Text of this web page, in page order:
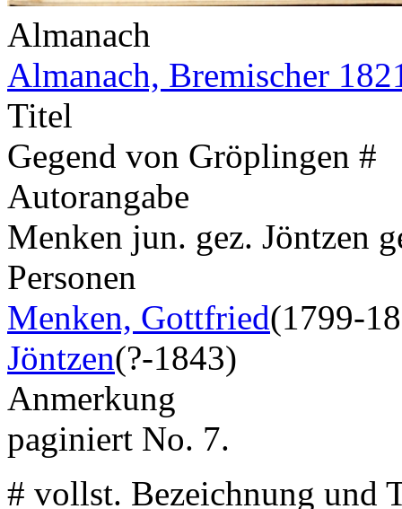
Almanach
Almanach, Bremischer
Titel
Gegend von Gröplingen #
Autorangabe
Menken jun. gez. Jöntzen
Personen
Menken, Gottfried(1799-
Jöntzen(?-1843)
Anmerkung
paginiert No. 7.
# vollst. Bezeichnung und